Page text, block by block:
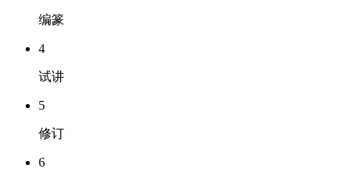
编篆
4
试讲
5
修订
6